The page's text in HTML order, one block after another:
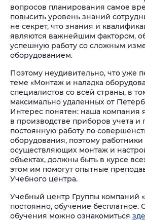
вопросов планирования самое
повысить уровень знаний
не секрет, что знания и
являются важнейшим фактором,
успешную работу со сложным
оборудованием.
Поэтому неудивительно, что уже
теме «Монтаж и наладка
специалистов со всей страны, в
максимально удаленных от
Интерес понятен: наша компания
в производстве приборов учета и
постоянную работу по
оборудования, поэтому
осуществляющих монтаж и
объектах, должны быть в курсе
этом им помогут опытные
Учебного центра.
Учебный центр Группы компаний
постоянно, обучение бесплатное.
обучения можно ознакомиться